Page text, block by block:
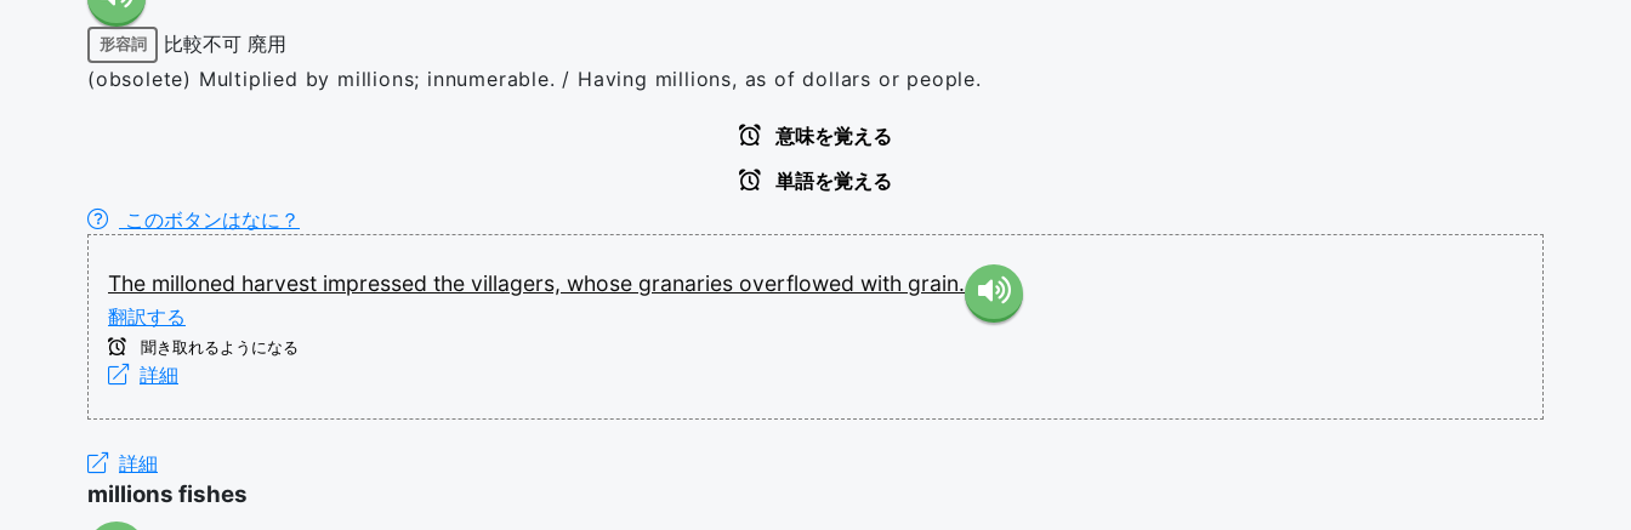
形容詞 比較不可 廃用
(obsolete) Multiplied by millions; innumerable. / Having millions, as of dollars or people.
意味を覚える
単語を覚える
このボタンはなに？
The milloned harvest impressed the villagers, whose granaries overflowed with grain.
翻訳する
聞き取れるようになる
詳細
詳細
millions fishes